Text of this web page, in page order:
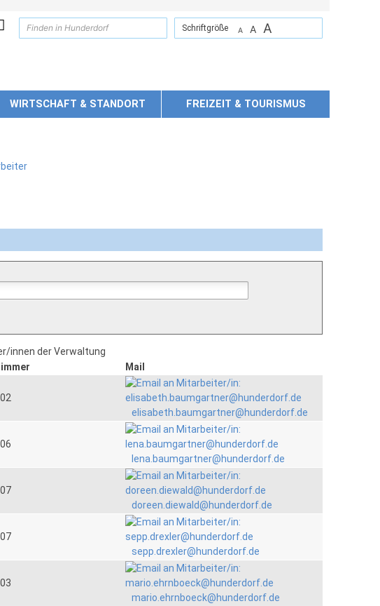
Schriftgröße A A A
WIRTSCHAFT & STANDORT FREIZEIT & TOURISMUS
innen der Verwaltung
Mail
elisabeth.baumgartner@hunderdorf.de
lena.baumgartner@hunderdorf.de
doreen.diewald@hunderdorf.de
sepp.drexler@hunderdorf.de
mario.ehrnboeck@hunderdorf.de